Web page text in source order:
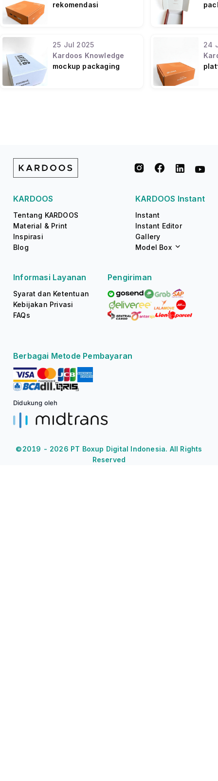
rekomendasi
25 Jul 2025
Kardoos Knowledge
mockup packaging
24
KARDOOS
Tentang KARDOOS
Material & Print
Inspirasi
Blog
KARDOOS Instant
Instant
Instant Editor
Gallery
Model Box
Informasi Layanan
Syarat dan Ketentuan
Kebijakan Privasi
FAQs
Pengiriman
Berbagai Metode Pembayaran
Didukung oleh
©2019 - 2026 PT Boxup Digital Indonesia. All Rights
Reserved